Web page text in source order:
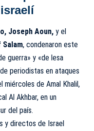
Joseph Aoun, y el
, condenaron este
guerra» y «de lesa
periodistas en ataques
miércoles de Amal Khalil,
Al Akhbar, en un
del país.
y directos de Israel